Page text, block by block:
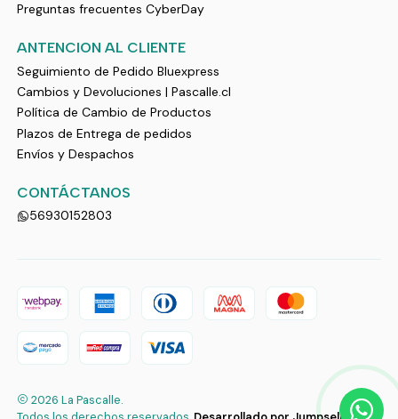
Preguntas frecuentes CyberDay
ANTENCION AL CLIENTE
Seguimiento de Pedido Bluexpress
Cambios y Devoluciones | Pascalle.cl
Política de Cambio de Productos
Plazos de Entrega de pedidos
Envíos y Despachos
CONTÁCTANOS
56930152803
2026 La Pascalle.